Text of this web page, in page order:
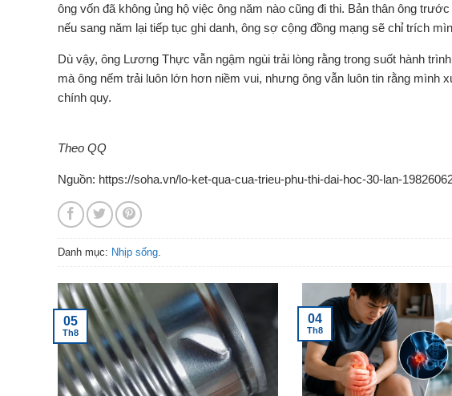
ông vốn đã không ủng hộ việc ông năm nào cũng đi thi. Bản thân ông
nếu sang năm lại tiếp tục ghi danh, ông sợ cộng đồng mạng sẽ chỉ trích
Dù vậy, ông Lương Thực vẫn ngậm ngùi trải lòng rằng trong suốt hành
mà ông nếm trải luôn lớn hơn niềm vui, nhưng ông vẫn luôn tin rằng
chính quy.
Theo QQ
Nguồn: https://soha.vn/lo-ket-qua-cua-trieu-phu-thi-dai-hoc-30-lan-
Danh mục: Nhịp sống
05
Th8
04
Th8